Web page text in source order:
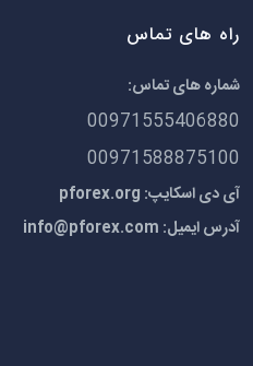
راه های تماس
شماره های تماس:
00971555406880
00971588875100
آی دی اسکایپ: pforex.org
آدرس ایمیل: info@pforex.com